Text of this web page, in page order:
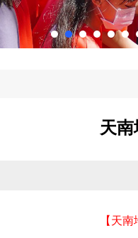
天
【 天南